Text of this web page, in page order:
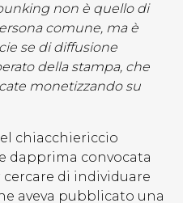
non è quello di
comune, ma è
se di diffusione
della stampa, che
monetizzando su
chiacchiericcio
dapprima convocata
di individuare
aveva pubblicato una